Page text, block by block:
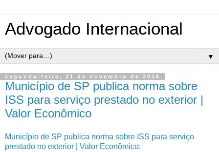
Advogado Internacional
▼
segunda-feira, 21 de novembro de 2016
Município de SP publica norma sobre
ISS para serviço prestado no exterior |
Valor Econômico
Município de SP publica norma sobre ISS para serviço
prestado no exterior | Valor Econômico: